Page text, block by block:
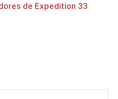
de Expedition 33